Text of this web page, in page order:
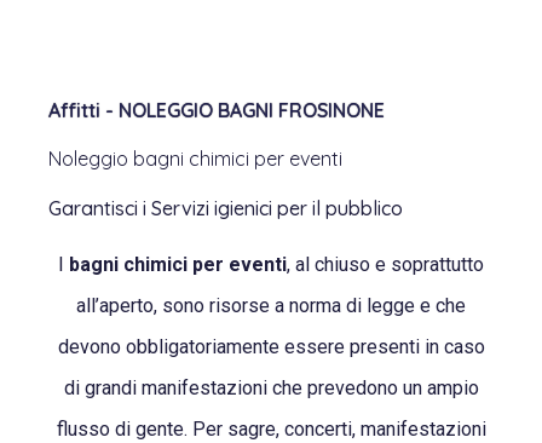
Affitti - NOLEGGIO BAGNI FROSINONE
Noleggio bagni chimici per eventi
Garantisci i Servizi igienici per il pubblico
I bagni chimici per eventi, al chiuso e soprattutto
all’aperto, sono risorse a norma di legge e che
devono obbligatoriamente essere presenti in caso
di grandi manifestazioni che prevedono un ampio
flusso di gente. Per sagre, concerti, manifestazioni